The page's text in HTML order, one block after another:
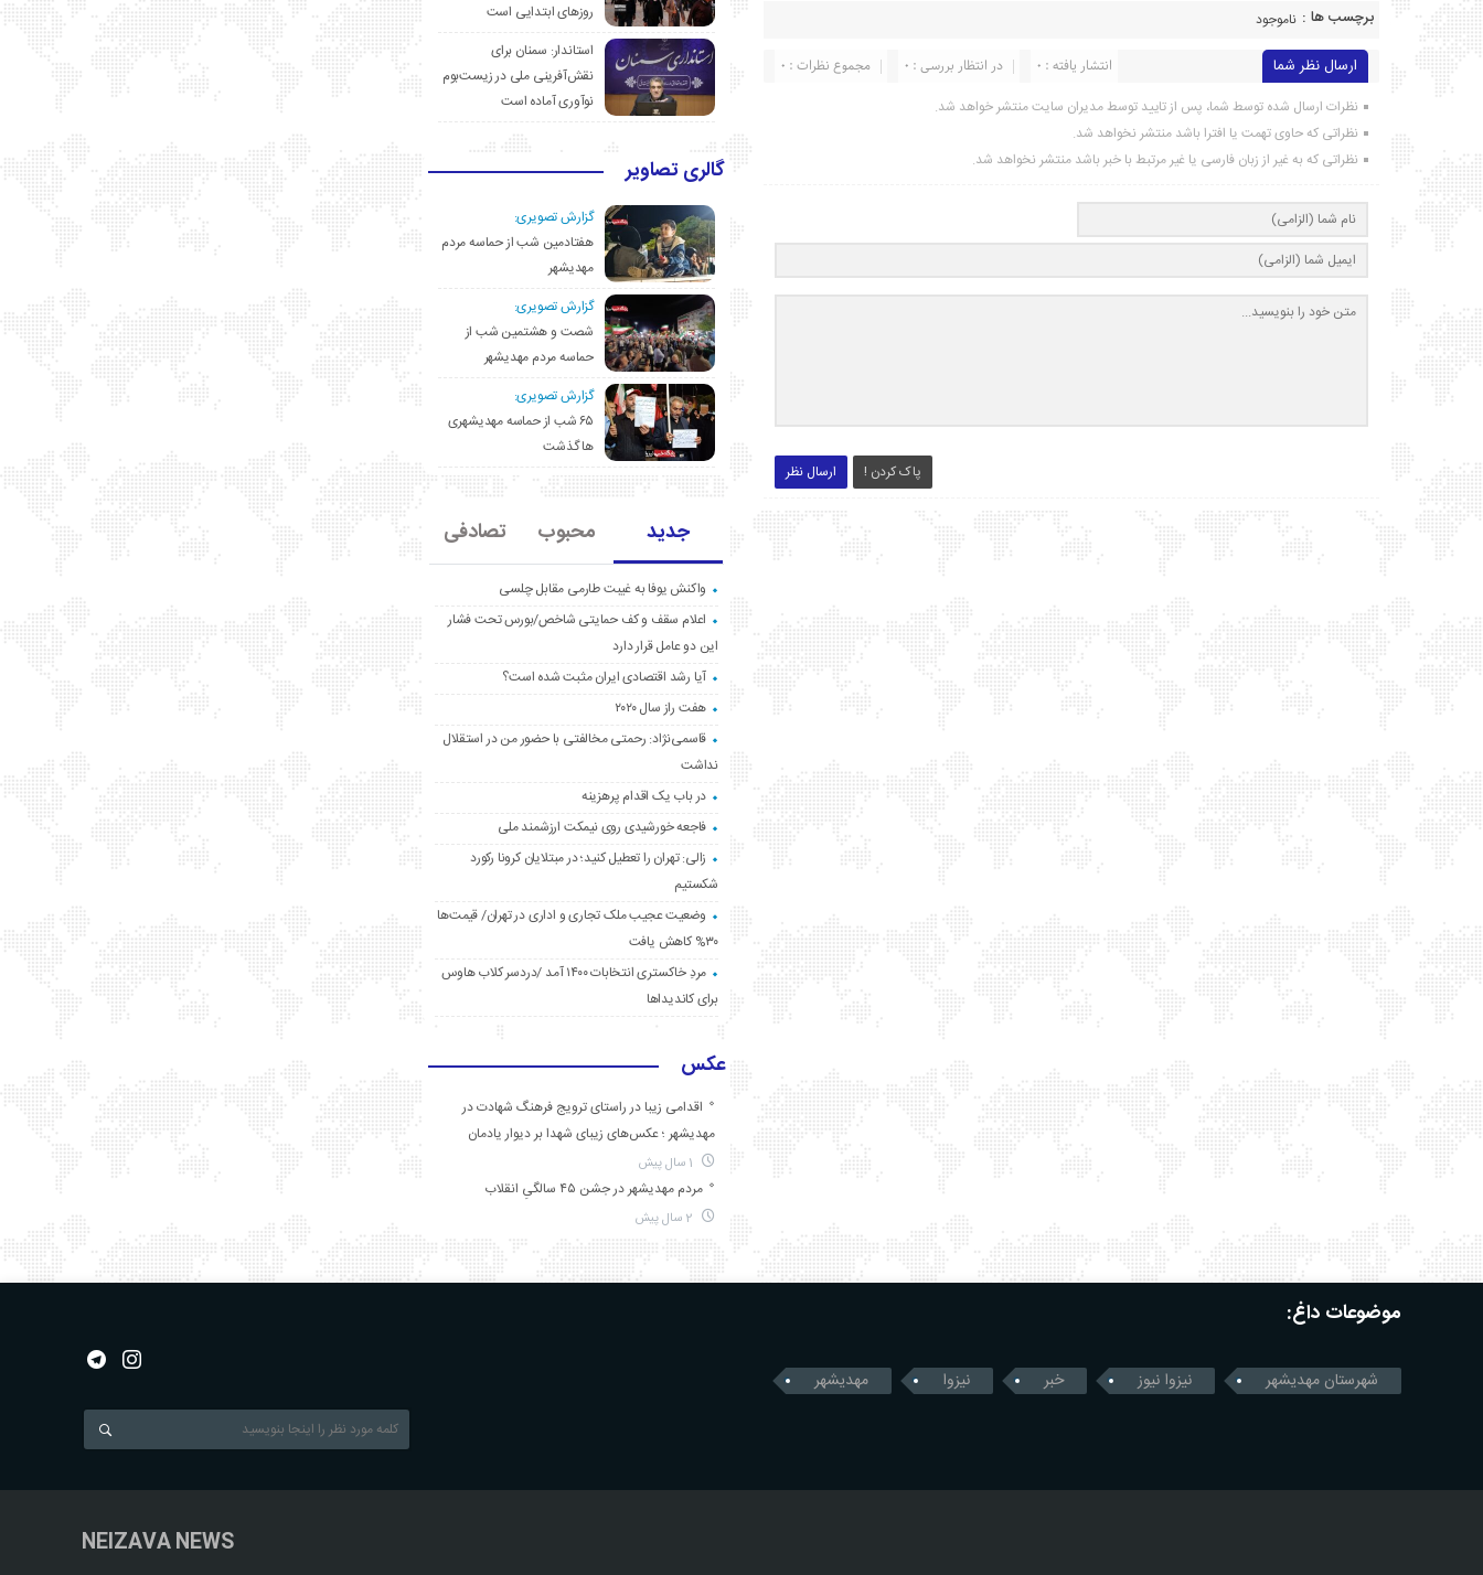
برچسب ها : ناموجود
ارسال نظر شما مجموع نظرات : 0 در انتظار بررسی : 0 انتشار یافته : ۰
نظرات ارسال شده توسط شما، پس از تایید توسط مدیران سایت منتشر خواهد شد.
نظراتی که حاوی تهمت یا افترا باشد منتشر نخواهد شد.
نظراتی که به غیر از زبان فارسی یا غیر مرتبط با خبر باشد منتشر نخواهد شد.
ارسال نظر پاک کردن !
روزهای ابتدایی است
استاندار: سمنان برای
نقش‌آفرینی ملی در زیست‌بوم
نوآوری آماده است
گالری تصاویر
گزارش تصویری:
هفتادمین شب از حماسه مردم
مهدیشهر
گزارش تصویری:
شصت و هشتمین شب از
حماسه مردم مهدیشهر
گزارش تصویری:
۶۵ شب از حماسه مهدیشهری
ها گذشت
جدید محبوب تصادفی
واکنش یوفا به غیبت طارمی مقابل چلسی
اعلام سقف و کف حمایتی شاخص/بورس تحت فشار
این دو عامل قرار دارد
آیا رشد اقتصادی ایران مثبت شده است؟
هفت راز سال ۲۰۲۰
قاسمی‌نژاد: رحمتی مخالفتی با حضور من در استقلال
نداشت
در باب یک اقدام پرهزینه
فاجعه خورشیدی روی نیمکت ارزشمند ملی
زالی: تهران را تعطیل کنید؛ در مبتلایان کرونا رکورد
شکستیم
وضعیت عجیب ملک تجاری و اداری در تهران/ قیمت‌ها
۳۰% کاهش یافت
مردِ خاکستری انتخابات ۱۴۰۰ آمد /دردسر کلاب هاوس
برای کاندیداها
عکس
اقدامی زیبا در راستای ترویج فرهنگ شهادت در
مهدیشهر ؛ عکس‌های زیبای شهدا بر دیوار یادمان
مردم مهدیشهر در جشن ۴۵ سالگیِ انقلاب
موضوعات داغ:
شهرستان مهدیشهر نیزوا نیوز خبر نیزوا مهدیشهر
NEIZAVA NEWS